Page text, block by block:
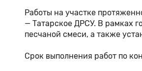
Работы на участке
— Татарское ДРСУ. В рамках
песчаной смеси, а также
Срок выполнения работ по